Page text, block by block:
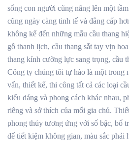
sống con người cũng nâng lên một
cũng ngày càng tinh tế và đẳng cấp
không kể đến những mẫu cầu thang
gỗ thanh lịch, cầu thang sắt tay vịn
thang kính cường lực sang trọng, cầu
Công ty chúng tôi tự hào là một trong
vấn, thiết kế, thi công tất cả các loại
kiểu dáng và phong cách khác nhau,
riêng và sở thích của mối gia chủ.
phong thủy tương ứng với số bậc, bố
để tiết kiệm không gian, màu sắc phải